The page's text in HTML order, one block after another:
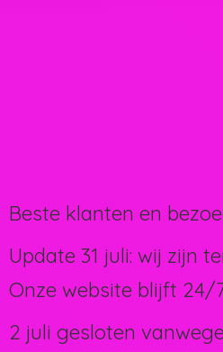
Beste klanten en
Update 31 juli: wij zijn
Onze website blijft 24/
2 juli gesloten